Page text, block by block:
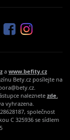
a www.befity.cz
Bety.cz posílejte na
naleznete zde.
vyhrazena.
společnost
C 325936 se sídlem